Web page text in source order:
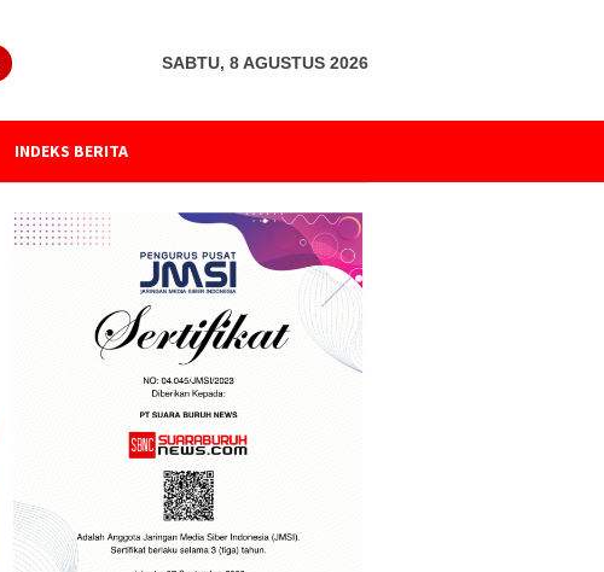
SABTU, 8 AGUSTUS 2026
INDEKS BERITA